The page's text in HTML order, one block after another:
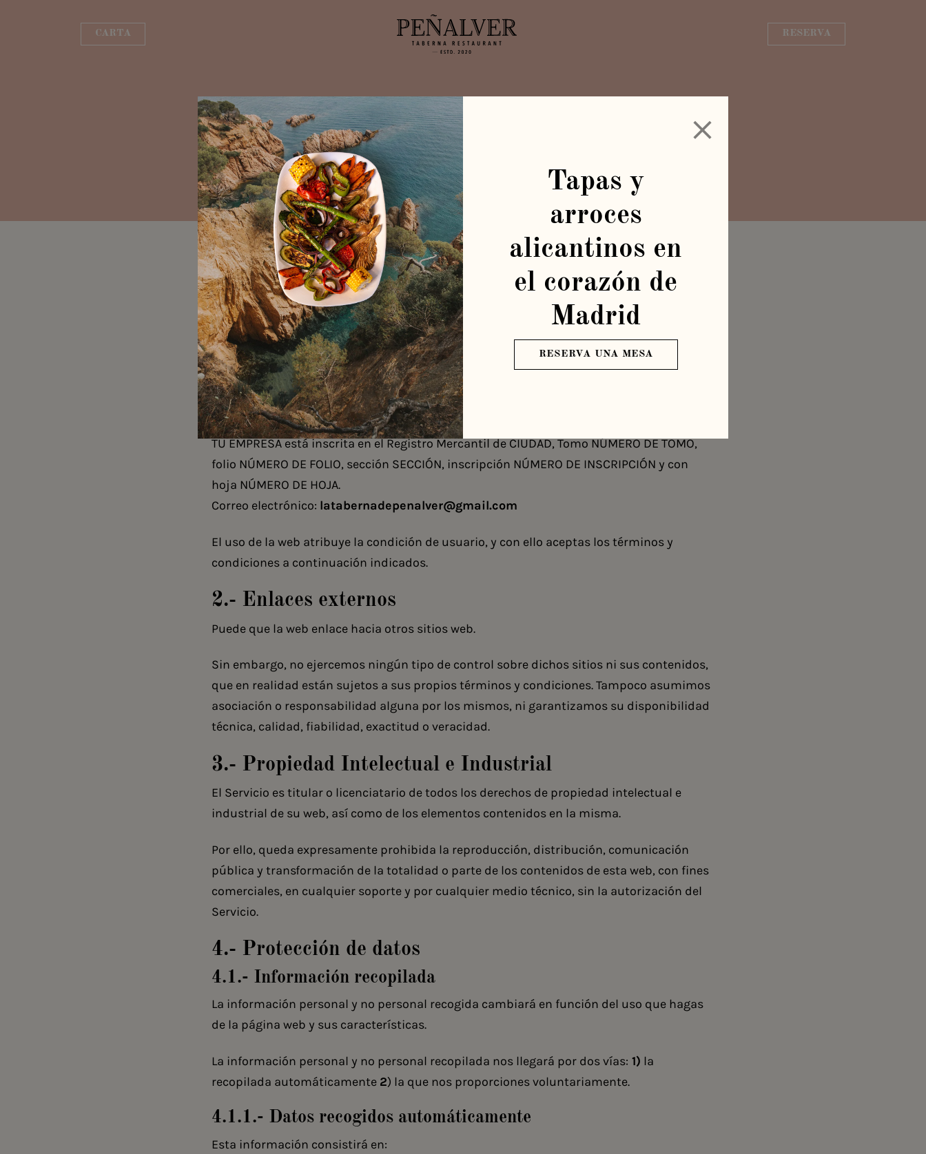
CARTA RESERVA
Condiciones de uso y privacidad
Última actualización:9 de agosto de 2019
1.- Titular y Responsable
El titular de esta web y responsable del tratamiento de esta web esGeorge & Roxanna
S.L(en adelante el “Servicio”), con domicilio en
Madrid, número de N.I.FB88646625.
TU EMPRESA está inscrita en el Registro Mercantil de CIUDAD, Tomo NÚMERO DE TOMO,
folio NÚMERO DE FOLIO, sección SECCIÓN, inscripción NÚMERO DE INSCRIPCIÓN y con
hoja NÚMERO DE HOJA.
Correo electrónico: latabernadepenalver@gmail.com
El uso de la web atribuye la condición de usuario, y con ello aceptas los términos y
condiciones a continuación indicados.
2.- Enlaces externos
Puede que la web enlace hacia otros sitios web.
Sin embargo, no ejercemos ningún tipo de control sobre dichos sitios ni sus contenidos,
que en realidad están sujetos a sus propios términos y condiciones. Tampoco asumimos
asociación o responsabilidad alguna por los mismos, ni garantizamos su disponibilidad
técnica, calidad, fiabilidad, exactitud o veracidad.
3.- Propiedad Intelectual e Industrial
El Servicio es titular o licenciatario de todos los derechos de propiedad intelectual e
industrial de su web, así como de los elementos contenidos en la misma.
Por ello, queda expresamente prohibida la reproducción, distribución, comunicación
pública y transformación de la totalidad o parte de los contenidos de esta web, con fines
comerciales, en cualquier soporte y por cualquier medio técnico, sin la autorización del
Servicio.
4.- Protección de datos
4.1.- Información recopilada
La información personal y no personal recogida cambiará en función del uso que hagas
de la página web y sus características.
La información personal y no personal recopilada nos llegará por dos vías: 1) la
recopilada automáticamente 2) la que nos proporciones voluntariamente.
4.1.1.- Datos recogidos automáticamente
Esta información consistirá en:
Tapas y
arroces
alicantinos en
el corazón de
Madrid
RESERVA UNA MESA